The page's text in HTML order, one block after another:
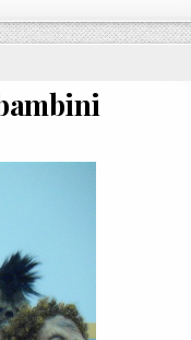
PERICOLOSA PER LA PSICHE DEI